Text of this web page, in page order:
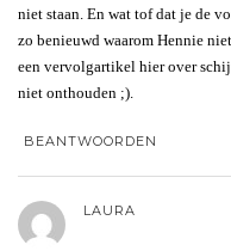
niet staan. En wat tof dat je de
zo benieuwd waarom Hennie
een vervolgartikel hier over
niet onthouden ;).
BEANTWOORDEN
LAURA